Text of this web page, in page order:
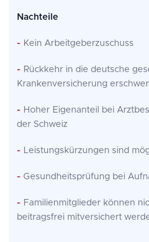
Nachteile
- Kein Arbeitgeberzuschuss
- Rückkehr in die deutsche
Krankenversicherung
- Hoher Eigenanteil bei
der Schweiz
- Leistungskürzungen sind
- Gesundheitsprüfung bei
- Familienmitglieder können
beitragsfrei mitversichert